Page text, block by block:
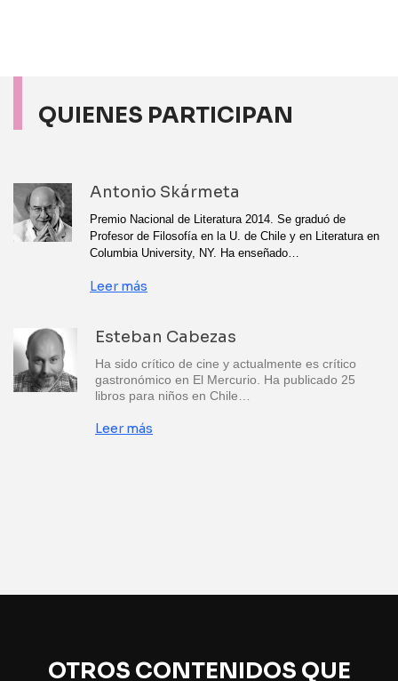
QUIENES PARTICIPAN
Antonio Skármeta
Premio Nacional de Literatura 2014. Se graduó de
Profesor de Filosofía en la U. de Chile y en Literatura en
Columbia University, NY. Ha enseñado…
Leer más
Esteban Cabezas
Ha sido crítico de cine y actualmente es crítico
gastronómico en El Mercurio. Ha publicado 25
libros para niños en Chile…
Leer más
OTROS CONTENIDOS QUE